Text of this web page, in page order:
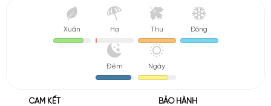
Xuân Hạ Thu Đông
Đêm Ngày
CAM KẾT
BẢO HÀNH